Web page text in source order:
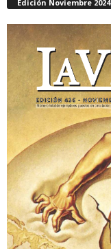
Edición Noviembre 2024